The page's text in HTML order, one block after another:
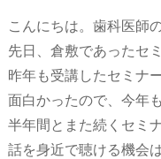
こんにちは。歯科医師
先日、倉敷であったセ
昨年も受講したセミナ
面白かったので、今年
半年間とまた続くセミ
話を身近で聴ける機会